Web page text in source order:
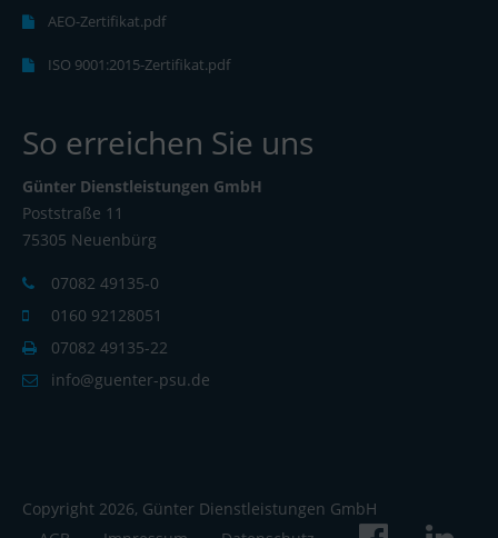
AEO-Zertifikat.pdf
ISO 9001:2015-Zertifikat.pdf
So erreichen Sie uns
Günter Dienstleistungen GmbH
Poststraße 11
75305 Neuenbürg
07082 49135-0
0160 92128051
07082 49135-22
info@guenter-psu.de
Copyright 2026, Günter Dienstleistungen GmbH